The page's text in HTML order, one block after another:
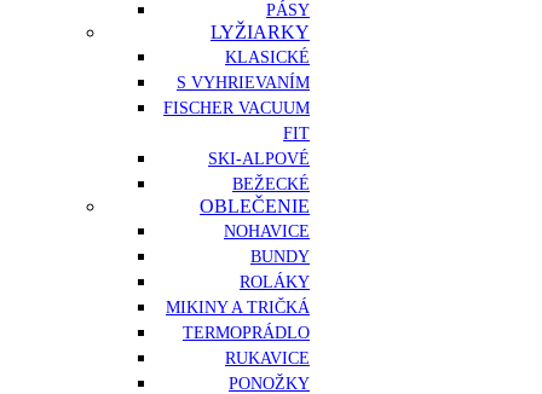
PÁSY
LYŽIARKY
KLASICKÉ
S VYHRIEVANÍM
FISCHER VACUUM
FIT
SKI-ALPOVÉ
BEŽECKÉ
OBLEČENIE
NOHAVICE
BUNDY
ROLÁKY
MIKINY A TRIČKÁ
TERMOPRÁDLO
RUKAVICE
PONOŽKY